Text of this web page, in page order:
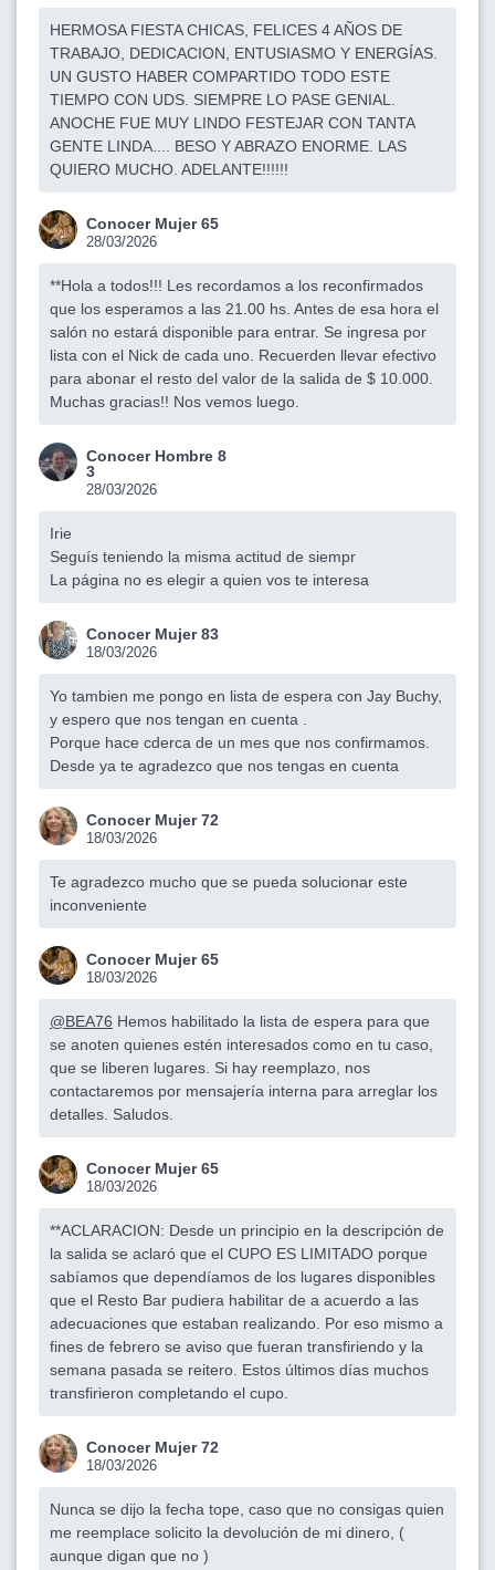
HERMOSA FIESTA CHICAS, FELICES 4 AÑOS DE
TRABAJO, DEDICACION, ENTUSIASMO Y ENERGÍAS.
UN GUSTO HABER COMPARTIDO TODO ESTE
TIEMPO CON UDS. SIEMPRE LO PASE GENIAL.
ANOCHE FUE MUY LINDO FESTEJAR CON TANTA
GENTE LINDA.... BESO Y ABRAZO ENORME. LAS
QUIERO MUCHO. ADELANTE!!!!!!
Conocer Mujer 65
28/03/2026
**Hola a todos!!! Les recordamos a los reconfirmados
que los esperamos a las 21.00 hs. Antes de esa hora el
salón no estará disponible para entrar. Se ingresa por
lista con el Nick de cada uno. Recuerden llevar efectivo
para abonar el resto del valor de la salida de $ 10.000.
Muchas gracias!! Nos vemos luego.
Conocer Hombre 8
3
28/03/2026
Irie
Seguís teniendo la misma actitud de siempr
La página no es elegir a quien vos te interesa
Conocer Mujer 83
18/03/2026
Yo tambien me pongo en lista de espera con Jay Buchy,
y espero que nos tengan en cuenta .
Porque hace cderca de un mes que nos confirmamos.
Desde ya te agradezco que nos tengas en cuenta
Conocer Mujer 72
18/03/2026
Te agradezco mucho que se pueda solucionar este
inconveniente
Conocer Mujer 65
18/03/2026
@BEA76 Hemos habilitado la lista de espera para que
se anoten quienes estén interesados como en tu caso,
que se liberen lugares. Si hay reemplazo, nos
contactaremos por mensajería interna para arreglar los
detalles. Saludos.
Conocer Mujer 65
18/03/2026
**ACLARACION: Desde un principio en la descripción de
la salida se aclaró que el CUPO ES LIMITADO porque
sabíamos que dependíamos de los lugares disponibles
que el Resto Bar pudiera habilitar de a acuerdo a las
adecuaciones que estaban realizando. Por eso mismo a
fines de febrero se aviso que fueran transfiriendo y la
semana pasada se reitero. Estos últimos días muchos
transfirieron completando el cupo.
Conocer Mujer 72
18/03/2026
Nunca se dijo la fecha tope, caso que no consigas quien
me reemplace solicito la devolución de mi dinero, (
aunque digan que no )